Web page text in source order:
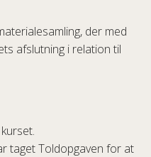
der med
afslutning i relation til
taget Toldopgaven for at